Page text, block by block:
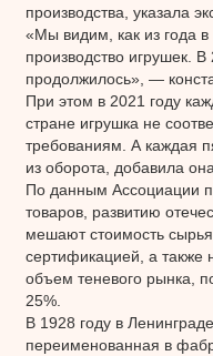
производства, указала
«Мы видим, как из года в
производство игрушек.
продолжилось», —
При этом в 2021 году
стране игрушка не
требованиям. А каждая
из оборота, добавила она.
По данным Ассоциации
товаров, развитию
мешают стоимость
сертификацией, а также
объем теневого рынка,
25%.
В 1928 году в
переименованная в